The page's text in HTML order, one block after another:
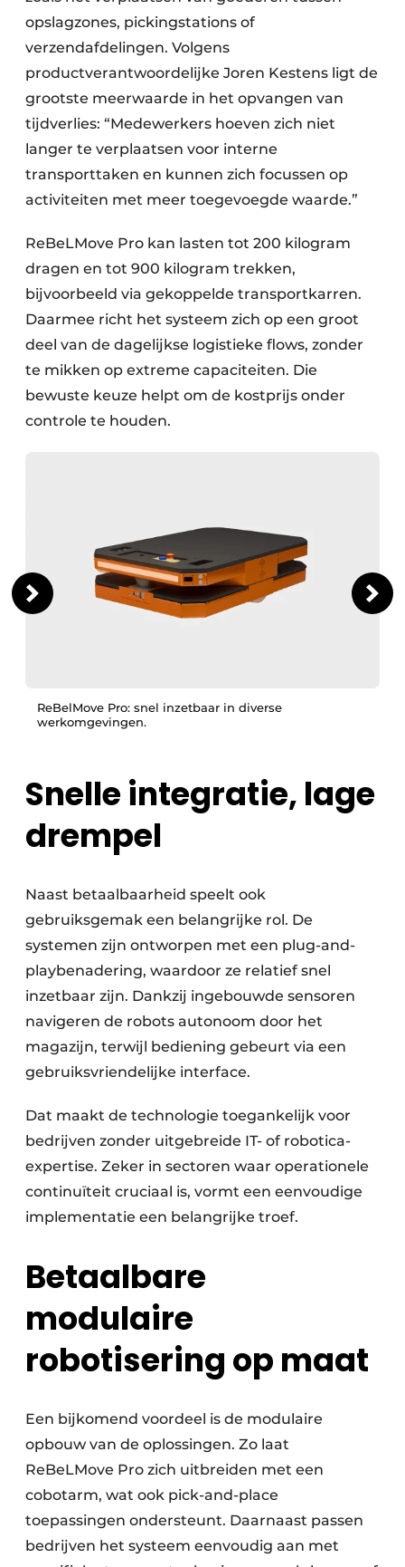
opslagzones, pickingstations of
verzendafdelingen. Volgens
productverantwoordelijke Joren Kestens ligt de
grootste meerwaarde in het opvangen van
tijdverlies: “Medewerkers hoeven zich niet
langer te verplaatsen voor interne
transporttaken en kunnen zich focussen op
activiteiten met meer toegevoegde waarde.”
ReBeLMove Pro kan lasten tot 200 kilogram
dragen en tot 900 kilogram trekken,
bijvoorbeeld via gekoppelde transportkarren.
Daarmee richt het systeem zich op een groot
deel van de dagelijkse logistieke flows, zonder
te mikken op extreme capaciteiten. Die
bewuste keuze helpt om de kostprijs onder
controle te houden.
ReBelMove Pro: snel inzetbaar in diverse
werkomgevingen.
Snelle integratie, lage
drempel
Naast betaalbaarheid speelt ook
gebruiksgemak een belangrijke rol. De
systemen zijn ontworpen met een plug-and-
playbenadering, waardoor ze relatief snel
inzetbaar zijn. Dankzij ingebouwde sensoren
navigeren de robots autonoom door het
magazijn, terwijl bediening gebeurt via een
gebruiksvriendelijke interface.
Dat maakt de technologie toegankelijk voor
bedrijven zonder uitgebreide IT- of robotica-
expertise. Zeker in sectoren waar operationele
continuïteit cruciaal is, vormt een eenvoudige
implementatie een belangrijke troef.
Betaalbare
modulaire
robotisering op maat
Een bijkomend voordeel is de modulaire
opbouw van de oplossingen. Zo laat
ReBeLMove Pro zich uitbreiden met een
cobotarm, wat ook pick-and-place
toepassingen ondersteunt. Daarnaast passen
bedrijven het systeem eenvoudig aan met